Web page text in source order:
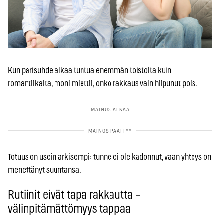
Kun parisuhde alkaa tuntua enemmän toistolta kuin
romantiikalta, moni miettii, onko rakkaus vain hiipunut pois.
Totuus on usein arkisempi: tunne ei ole kadonnut, vaan yhteys on
menettänyt suuntansa.
Rutiinit eivät tapa rakkautta –
välinpitämättömyys tappaa